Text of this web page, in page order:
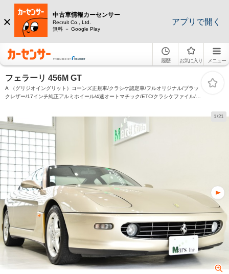
中古車情報カーセンサー
Recruit Co., Ltd.
無料 － Google Play
アプリで開く
履歴 お気に入り メニュー
フェラーリ 456M GT
A （グリジオイングリット）コーンズ正規車/クラシケ認定車/フルオリジナル/ブラッ
クレザー/17インチ純正アルミホイール/4速オートマチック/ETC/クラシケファイル/取
1/21